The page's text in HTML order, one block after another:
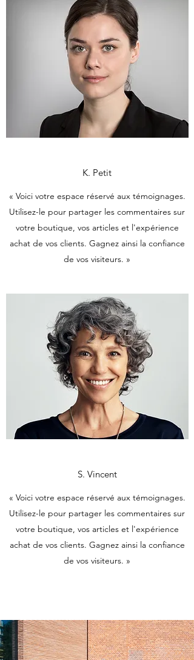
K. Petit
« Voici votre espace réservé aux témoignages.
Utilisez-le pour partager les commentaires sur
votre boutique, vos articles et l'expérience
achat de vos clients. Gagnez ainsi la confiance
de vos visiteurs. »
S. Vincent
« Voici votre espace réservé aux témoignages.
Utilisez-le pour partager les commentaires sur
votre boutique, vos articles et l'expérience
achat de vos clients. Gagnez ainsi la confiance
de vos visiteurs. »